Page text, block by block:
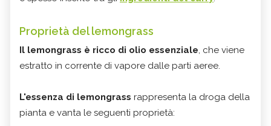
Proprietà del lemongrass
Il lemongrass è ricco di olio essenziale, che viene
estratto in corrente di vapore dalle parti aeree.
L'essenza di lemongrass rappresenta la droga della
pianta e vanta le seguenti proprietà: